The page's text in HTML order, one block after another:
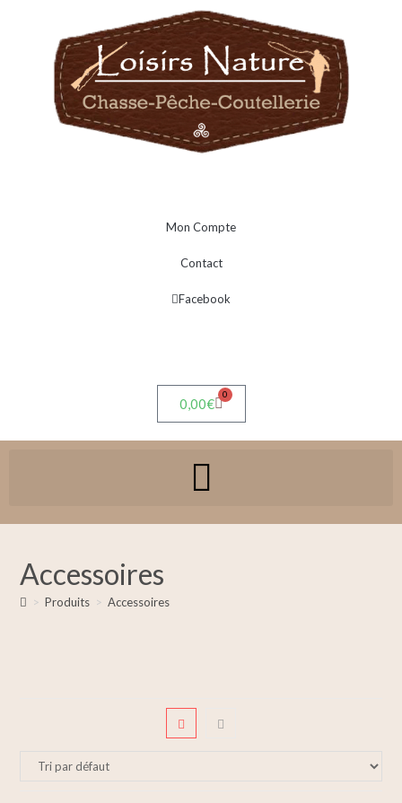
Mon Compte
Contact
Facebook
0,00€
0
Accessoires
> Produits > Accessoires